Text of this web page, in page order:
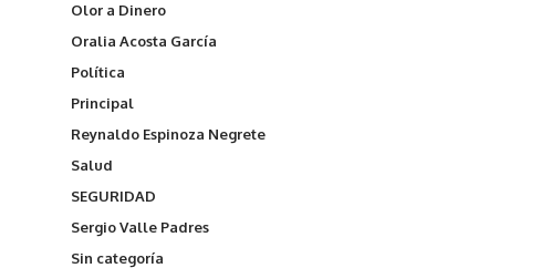
Olor a Dinero
Oralia Acosta García
Política
Principal
Reynaldo Espinoza Negrete
Salud
SEGURIDAD
Sergio Valle Padres
Sin categoría